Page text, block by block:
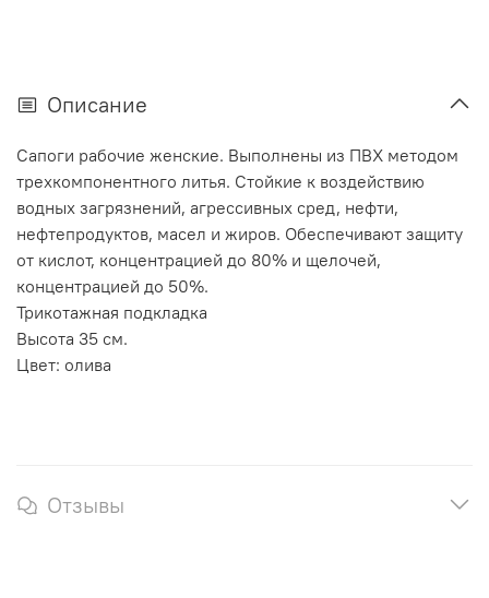
Описание
Сапоги рабочие женские. Выполнены из ПВХ методом
трехкомпонентного литья. Стойкие к воздействию
водных загрязнений, агрессивных сред, нефти,
нефтепродуктов, масел и жиров. Обеспечивают защиту
от кислот, концентрацией до 80% и щелочей,
концентрацией до 50%.
Трикотажная подкладка
Высота 35 см.
Цвет: олива
Отзывы